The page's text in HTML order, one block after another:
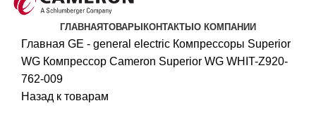
ГЛАВНАЯТОВАРЫ КОНТАКТЫ О КОМПАНИИ
Главная GE - general electric Компрессоры Superior
WG Компрессор Cameron Superior WG WHIT-Z920-
762-009
Назад к товарам